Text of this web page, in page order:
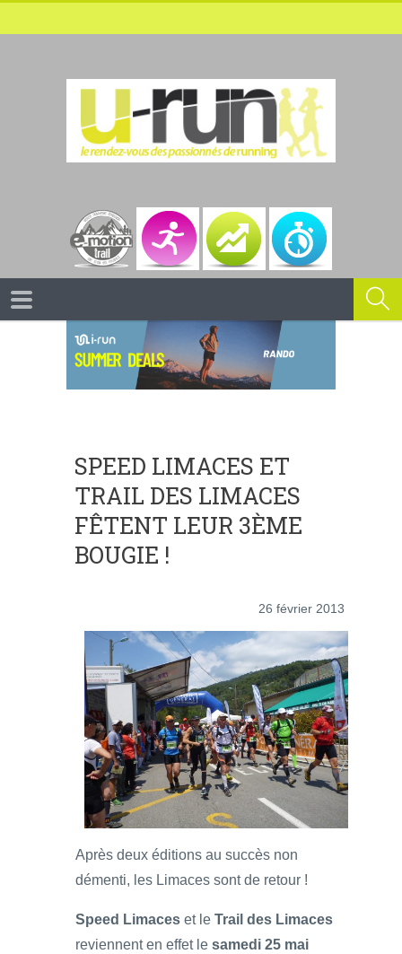
SPEED LIMACES ET
TRAIL DES LIMACES
FÊTENT LEUR 3ÈME
BOUGIE !
26 février 2013
Après deux éditions au succès non
démenti, les Limaces sont de retour !
Speed Limaces et le Trail des Limaces
reviennent en effet le samedi 25 mai